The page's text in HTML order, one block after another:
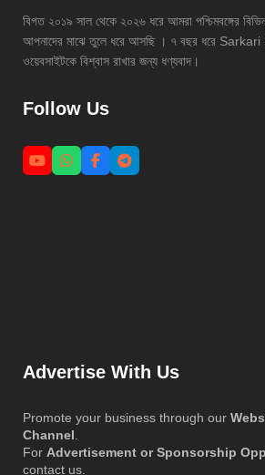
বিগত ২০১৯ সাল থেকে ২০২৬ ধরে আমরা পশ্চিমবঙ্গের
আপনাদের মাঝে তুলে ধরে আসছি । ৭ বছর ধরে
ওয়েবসাইটকে বিশ্বাস রাখার জন্য ধণ্যবাদ।
Follow Us
Advertise With Us
Promote your business through our
Channel.
For Advertisement or Sponsorship
contact us.